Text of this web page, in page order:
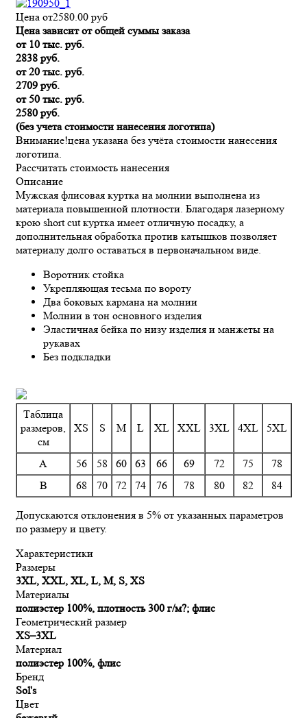
Цена от2580.00 руб
Цена зависит от общей суммы заказа
от 10 тыс. руб.
2838 руб.
от 20 тыс. руб.
2709 руб.
от 50 тыс. руб.
2580 руб.
(без учета стоимости нанесения логотипа)
Внимание!цена указана без учёта стоимости нанесения
логотипа.
Рассчитать стоимость нанесения
Описание
Мужская флисовая куртка на молнии выполнена из
материала повышенной плотности. Благодаря лазерному
крою short cut куртка имеет отличную посадку, а
дополнительная обработка против катышков позволяет
материалу долго оставаться в первоначальном виде.
Воротник стойка
Укрепляющая тесьма по вороту
Два боковых кармана на молнии
Молнии в тон основного изделия
Эластичная бейка по низу изделия и манжеты на
рукавах
Без подкладки
Таблица
размеров,
см
XS S M L XL XXL 3XL 4XL 5XL
A 56 58 60 63 66 69 72 75
78
B
68 70 72 74 76 78 80 82 84
Допускаются отклонения в 5% от указанных параметров
по размеру и цвету.
Характеристики
Размеры
3XL, XXL, XL, L, M, S, XS
Материалы
полиэстер 100%, плотность 300 г/м?; флис
Геометрический размер
XS–3XL
Материал
полиэстер 100%, флис
Бренд
Sol's
Цвет